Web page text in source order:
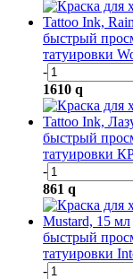
быстрый
татуировки
-
1610 q
быстрый
татуировки
-
861 q
быстрый
татуировки
-